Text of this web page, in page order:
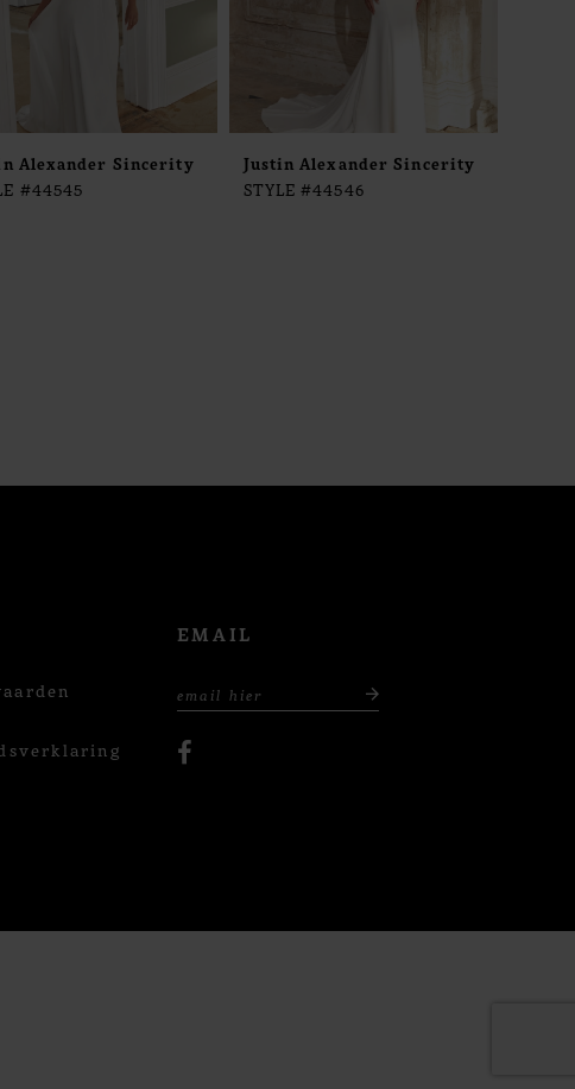
Alexander Sincerity
#44545
Justin Alexander Sincerity
STYLE #44546
EMAIL